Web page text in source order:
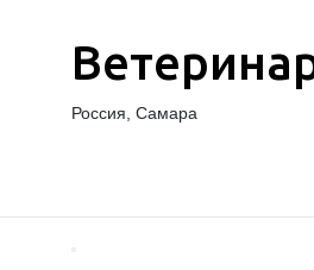
Россия, Самара